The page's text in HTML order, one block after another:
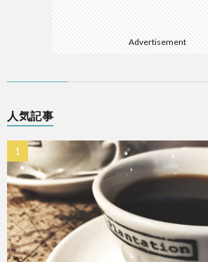
Advertisement
人気記事